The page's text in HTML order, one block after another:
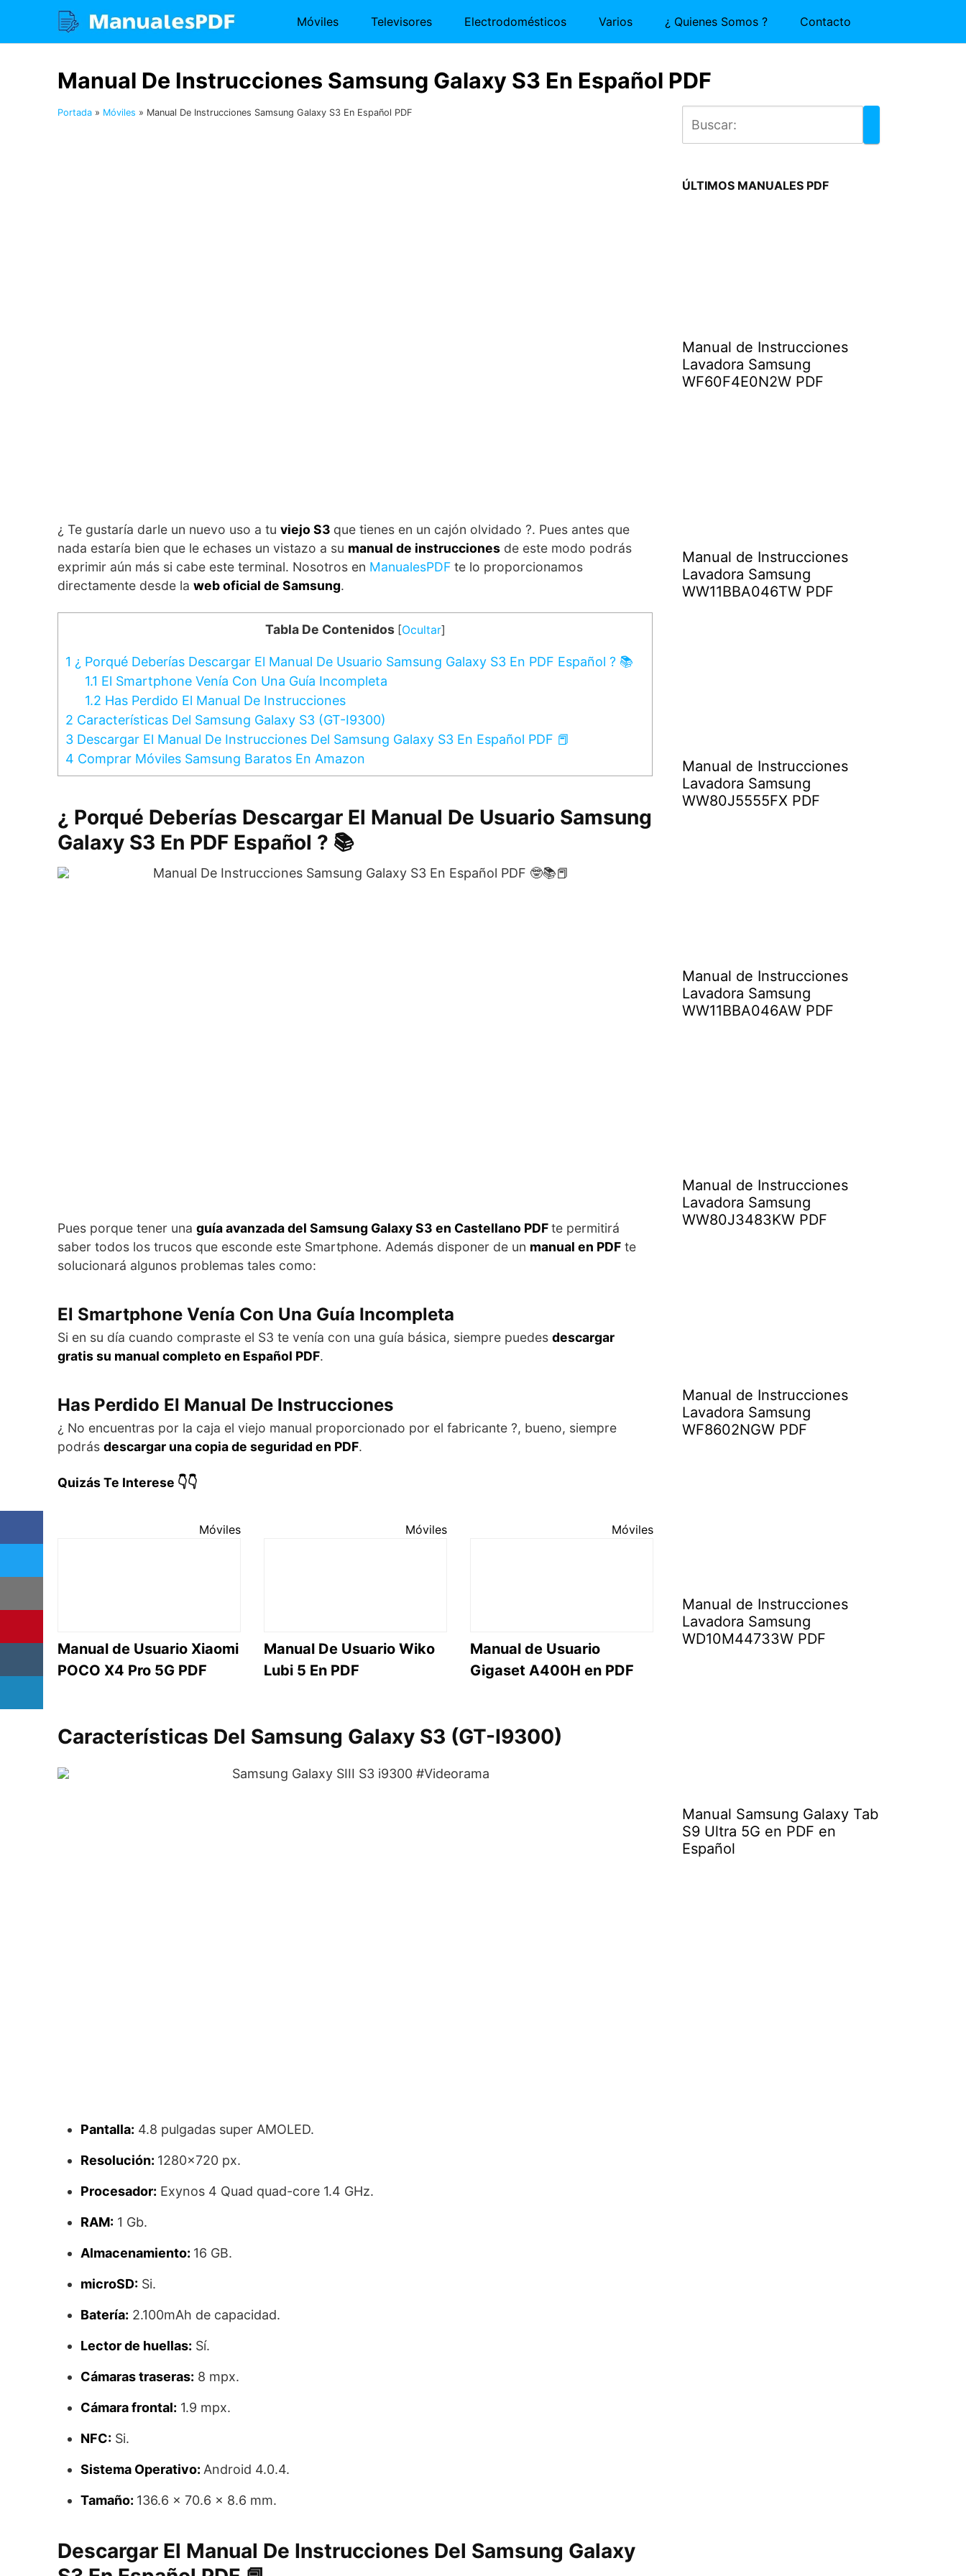
contenido
Móviles Televisores Electrodomésticos Varios ¿ Quienes Somos ? Contacto
Manual De Instrucciones Samsung Galaxy S3 En Español PDF
Portada » Móviles » Manual De Instrucciones Samsung Galaxy S3 En Español PDF
¿ Te gustaría darle un nuevo uso a tu viejo S3 que tienes en un cajón olvidado ?. Pues antes que
nada estaría bien que le echases un vistazo a su manual de instrucciones de este modo podrás
exprimir aún más si cabe este terminal. Nosotros en ManualesPDF te lo proporcionamos
directamente desde la web oficial de Samsung.
Tabla De Contenidos [Ocultar]
1 ¿ Porqué Deberías Descargar El Manual De Usuario Samsung Galaxy S3 En PDF Español ? 📚
1.1 El Smartphone Venía Con Una Guía Incompleta
1.2 Has Perdido El Manual De Instrucciones
2 Características Del Samsung Galaxy S3 (GT-I9300)
3 Descargar El Manual De Instrucciones Del Samsung Galaxy S3 En Español PDF 📕
4 Comprar Móviles Samsung Baratos En Amazon
¿ Porqué Deberías Descargar El Manual De Usuario Samsung
Galaxy S3 En PDF Español ? 📚
Pues porque tener una guía avanzada del Samsung Galaxy S3 en Castellano PDFte permitirá
saber todos los trucos que esconde este Smartphone. Además disponer de un manual en PDF te
solucionará algunos problemas tales como:
El Smartphone Venía Con Una Guía Incompleta
Si en su día cuando compraste el S3 te venía con una guía básica, siempre puedes descargar
gratis su manual completo en Español PDF.
Has Perdido El Manual De Instrucciones
¿ No encuentras por la caja el viejo manual proporcionado por el fabricante ?, bueno, siempre
podrás descargar una copia de seguridad en PDF.
Quizás Te Interese 👇👇
Móviles
Manual de Usuario Xiaomi
POCO X4 Pro 5G PDF
Móviles
Manual De Usuario Wiko
Lubi 5 En PDF
Móviles
Manual de Usuario
Gigaset A400H en PDF
Características Del Samsung Galaxy S3 (GT-I9300)
Pantalla: 4.8 pulgadas super AMOLED.
Resolución: 1280×720 px.
Procesador: Exynos 4 Quad quad-core 1.4 GHz.
RAM: 1 Gb.
Almacenamiento: 16 GB.
microSD: Si.
Batería: 2.100mAh de capacidad.
Lector de huellas: Sí.
Cámaras traseras: 8 mpx.
Cámara frontal: 1.9 mpx.
NFC: Si.
Sistema Operativo: Android 4.0.4.
Tamaño: 136.6 x 70.6 x 8.6 mm.
Descargar El Manual De Instrucciones Del Samsung Galaxy
ÚLTIMOS MANUALES PDF
Manual de Instrucciones
Lavadora Samsung
WF60F4E0N2W PDF
Manual de Instrucciones
Lavadora Samsung
WW11BBA046TW PDF
Manual de Instrucciones
Lavadora Samsung
WW80J5555FX PDF
Manual de Instrucciones
Lavadora Samsung
WW11BBA046AW PDF
Manual de Instrucciones
Lavadora Samsung
WW80J3483KW PDF
Manual de Instrucciones
Lavadora Samsung
WF8602NGW PDF
Manual de Instrucciones
Lavadora Samsung
WD10M44733W PDF
Manual Samsung Galaxy Tab
S9 Ultra 5G en PDF en
Español